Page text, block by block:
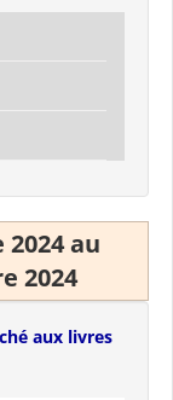
au
2024
aux livres